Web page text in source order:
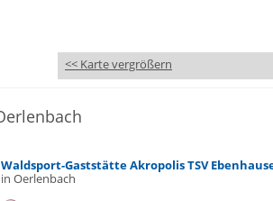
<< Karte vergrößern
Waldsport-Gaststätte Akropolis TSV
in Oerlenbach